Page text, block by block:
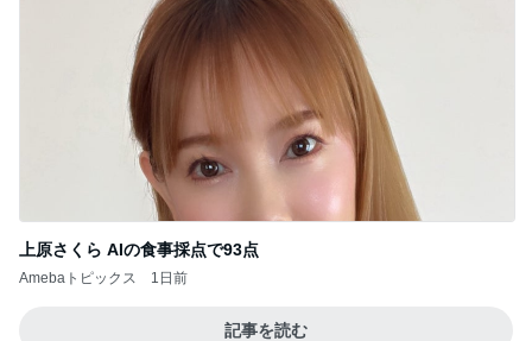
上原さくら AIの食事採点で93点
Amebaトピックス 1日前
記事を読む